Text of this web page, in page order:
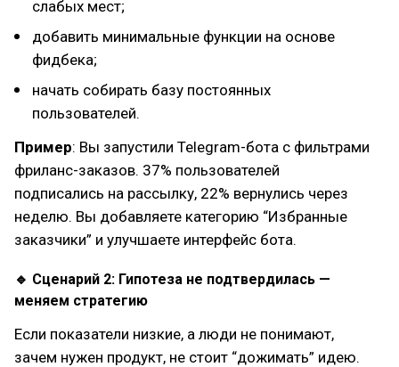
слабых мест;
добавить минимальные функции на основе
фидбека;
начать собирать базу постоянных
пользователей.
Пример: Вы запустили Telegram-бота с фильтрами
фриланс-заказов. 37% пользователей
подписались на рассылку, 22% вернулись через
неделю. Вы добавляете категорию “Избранные
заказчики” и улучшаете интерфейс бота.
🔹 Сценарий 2: Гипотеза не подтвердилась —
меняем стратегию
Если показатели низкие, а люди не понимают,
зачем нужен продукт, не стоит “дожимать” идею.